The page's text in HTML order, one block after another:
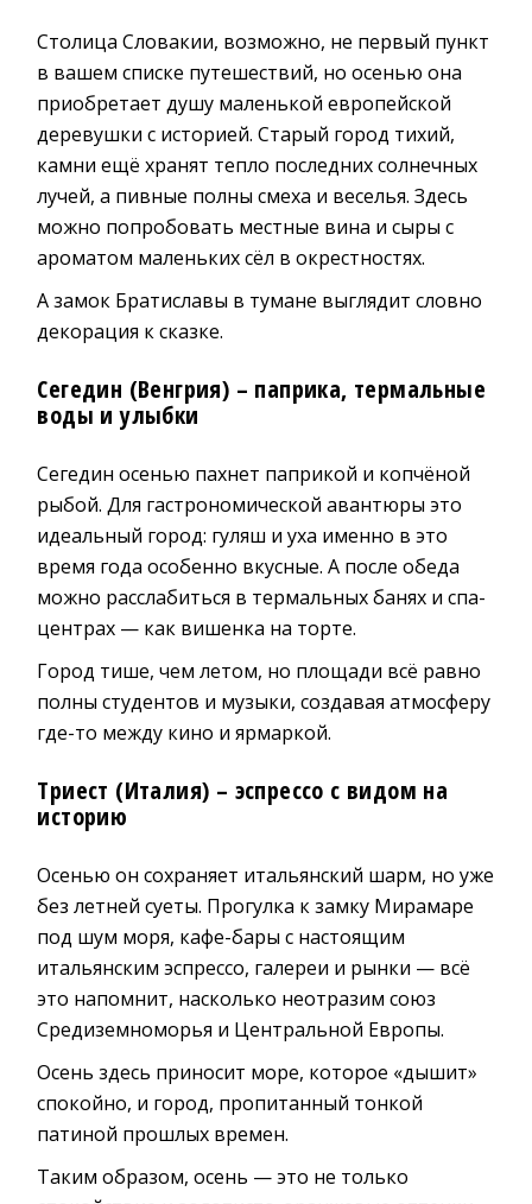
Столица Словакии, возможно, не первый пункт
в вашем списке путешествий, но осенью она
приобретает душу маленькой европейской
деревушки с историей. Старый город тихий,
камни ещё хранят тепло последних солнечных
лучей, а пивные полны смеха и веселья. Здесь
можно попробовать местные вина и сыры с
ароматом маленьких сёл в окрестностях.
А замок Братиславы в тумане выглядит словно
декорация к сказке.
Сегедин (Венгрия) – паприка, термальные
воды и улыбки
Сегедин осенью пахнет паприкой и копчёной
рыбой. Для гастрономической авантюры это
идеальный город: гуляш и уха именно в это
время года особенно вкусные. А после обеда
можно расслабиться в термальных банях и спа-
центрах — как вишенка на торте.
Город тише, чем летом, но площади всё равно
полны студентов и музыки, создавая атмосферу
где-то между кино и ярмаркой.
Триест (Италия) – эспрессо с видом на
историю
Осенью он сохраняет итальянский шарм, но уже
без летней суеты. Прогулка к замку Мирамаре
под шум моря, кафе-бары с настоящим
итальянским эспрессо, галереи и рынки — всё
это напомнит, насколько неотразим союз
Средиземноморья и Центральной Европы.
Осень здесь приносит море, которое «дышит»
спокойно, и город, пропитанный тонкой
патиной прошлых времен.
Таким образом, осень — это не только